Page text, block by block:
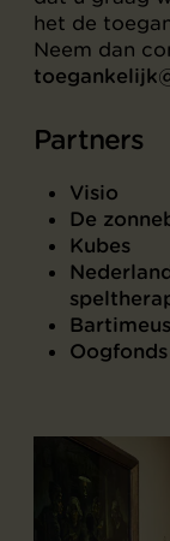
het de
Neem dan
Partners
Visio
De
Kubes
Bartimeus
Oogfonds